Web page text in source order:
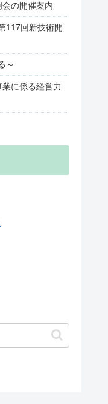
の開催案内
117回新技術開
～
に係る経営力